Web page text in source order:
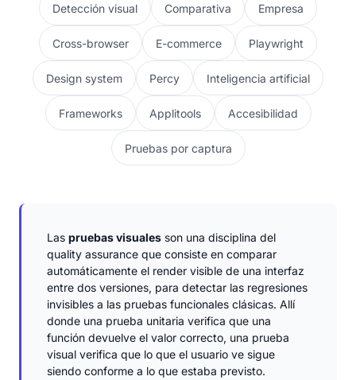
Detección visual Comparativa Empresa
Cross-browser E-commerce Playwright
Design system Percy Inteligencia artificial
Frameworks Applitools Accesibilidad
Pruebas por captura
Las pruebas visuales son una disciplina del
quality assurance que consiste en comparar
automáticamente el render visible de una interfaz
entre dos versiones, para detectar las regresiones
invisibles a las pruebas funcionales clásicas. Allí
donde una prueba unitaria verifica que una
función devuelve el valor correcto, una prueba
visual verifica que lo que el usuario ve sigue
siendo conforme a lo que estaba previsto.